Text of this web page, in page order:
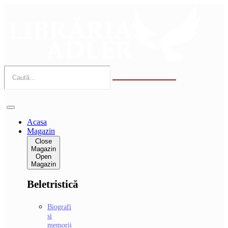
Acasa
Magazin
Close
Magazin
Open
Magazin
Beletristică
Biografi
si
memorii